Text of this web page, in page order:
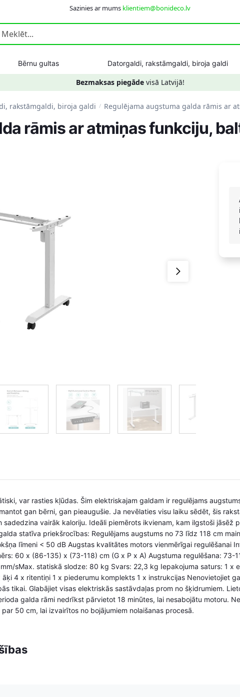
Sazinies ar mums klientiem@bonideco.lv
Bērnu gultas Datorgaldi, rakstāmgaldi, biroja galdi
Bezmaksas piegādevisā Latvijā!
rakstāmgaldi, biroja galdi / Regulējama augstuma galda rāmis ar
rāmis ar atmiņas funkciju,
var rasties kļūdas. Šim elektriskajam galdam ir regulējams
gan bērni, gan pieaugušie. Ja nevēlaties visu laiku sēdēt, šis
sadedzina vairāk kaloriju. Ideāli piemērots ikvienam, kam ilgstoši jāsēž
statīva priekšrocības: Regulējams augstums no 73 līdz 118 cm
līmeni < 50 dB Augstas kvalitātes motors vienmērīgai regulēšanai
60 x (86-135) x (73-118) cm (G x P x A) Augstuma regulēšana: 73-
sMax. statiskā slodze: 80 kg Svars: 22,3 kg Iepakojuma saturs: 1 x
4 x ritentiņi 1 x piederumu komplekts 1 x instrukcijas Nenovietojiet
tikai. Glabājiet visas elektriskās sastāvdaļas prom no šķidrumiem.
galda rāmi nedrīkst pārvietot 18 minūtes, lai nesabojātu motoru.
50 cm, lai izvairītos no bojājumiem nolaišanas procesā.